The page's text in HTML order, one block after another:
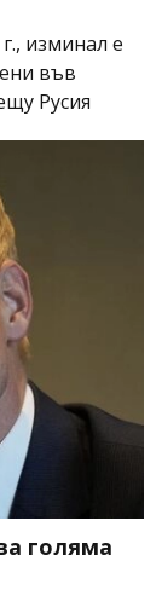
изминал е
във
Русия
голяма